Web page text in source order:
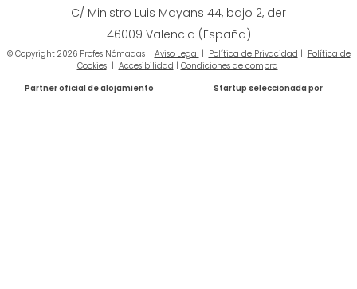
C/ Ministro Luis Mayans 44, bajo 2, der
46009 Valencia (España)
© Copyright 2026 Profes Nómadas | Aviso Legal | Política de Privacidad | Política de
Cookies| Accesibilidad | Condiciones de compra
Partner oficial de alojamiento
Startup seleccionada por